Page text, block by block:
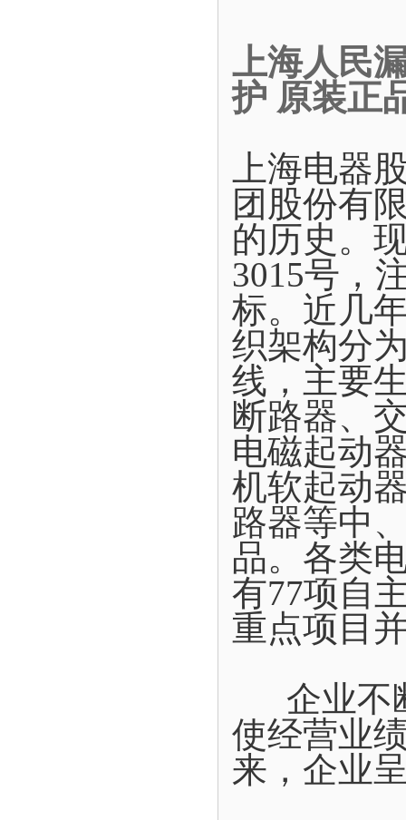
上海人民
护 原装正
上海电器
团股份有
的历史。
3015号，
标。近几
织架构分
线，主要
断路器、
电磁起动
机软起动
路器等中
品。各类
有77项自
重点项目
企业不
使经营业
来，企业